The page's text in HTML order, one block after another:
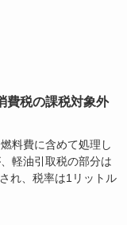
費税の課税対象外
料費に含めて処理し
軽油引取税の部分は
れ、税率は1リットル